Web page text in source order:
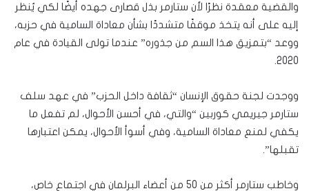
والقضية معقدة نظرًا لأن ستارمر بذل قصارى جهده أيضًا لكي يُنظر
إليه على أنه يتخذ موقفًا متشددًا بشأن معاداة السامية في حزبه،
ووعد “بتمزيق هذا السم من جذوره” عندما تولى القيادة في عام
2020.
ووجدت لجنة حقوق الإنسان “ثقافة داخل الحزب” في عهد سلف
ستارمر جيريمي كوربين “والتي، في أحسن الأحوال، لم تفعل ما
يكفي لمنع معاداة السامية، وفي أسوأ الأحوال، يمكن اعتبارها
تقبلها”.
وخاطب ستارمر أكثر من 50 من أعضاء البرلمان في اجتماع خاص،